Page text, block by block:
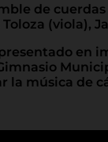
de
(viola),
en
la música de